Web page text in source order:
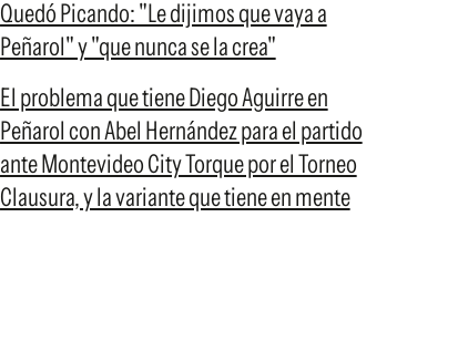
Quedó Picando: "Le dijimos que vaya a
Peñarol" y "que nunca se la crea"
El problema que tiene Diego Aguirre en
Peñarol con Abel Hernández para el partido
ante Montevideo City Torque por el Torneo
Clausura, y la variante que tiene en mente